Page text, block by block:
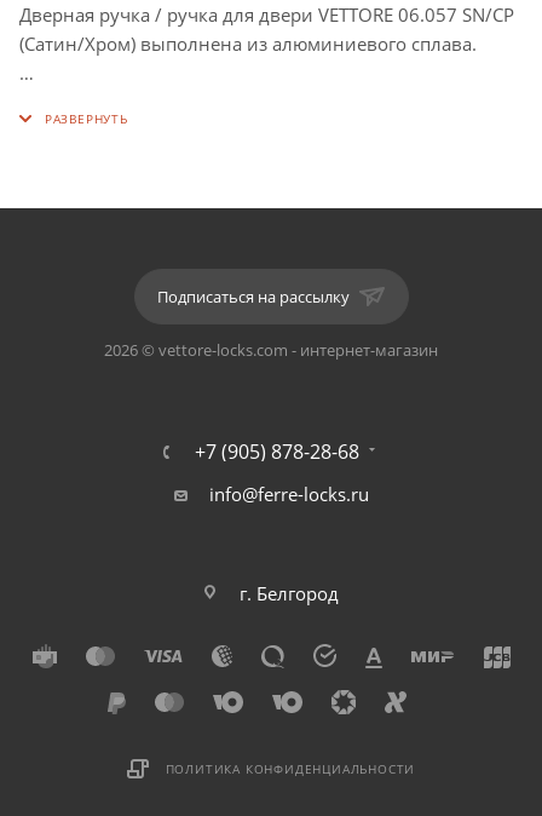
Дверная ручка / ручка для двери VETTORE 06.057 SN/CP
(Сатин/Хром) выполнена из алюминиевого сплава.
мм*8 мм*110 мм).
Форма основания: квадрат.
Подписаться на рассылку
2026 © vettore-locks.com - интернет-магазин
+7 (905) 878-28-68
info@ferre-locks.ru
г. Белгород
ПОЛИТИКА КОНФИДЕНЦИАЛЬНОСТИ